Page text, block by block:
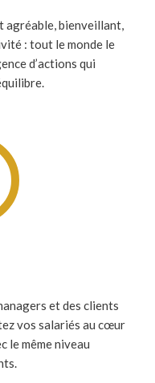
agréable, bienveillant,
: tout le monde le
d’actions qui
et des clients
vos salariés au cœur
le même niveau